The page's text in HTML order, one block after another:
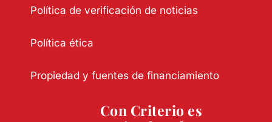
Política de verificación de noticias
Política ética
Propiedad y fuentes de financiamiento
Con Criterio es